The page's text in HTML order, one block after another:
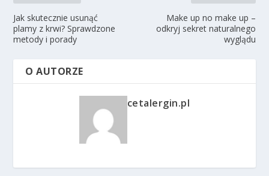
Jak skutecznie usunąć
plamy z krwi? Sprawdzone
metody i porady
Make up no make up –
odkryj sekret naturalnego
wyglądu
O AUTORZE
cetalergin.pl